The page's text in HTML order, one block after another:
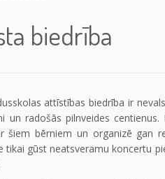
biedrība
attīstības biedrība ir
un radošās pilnveides
bērniem un organizē gan
tikai gūst neatsveramu koncertu